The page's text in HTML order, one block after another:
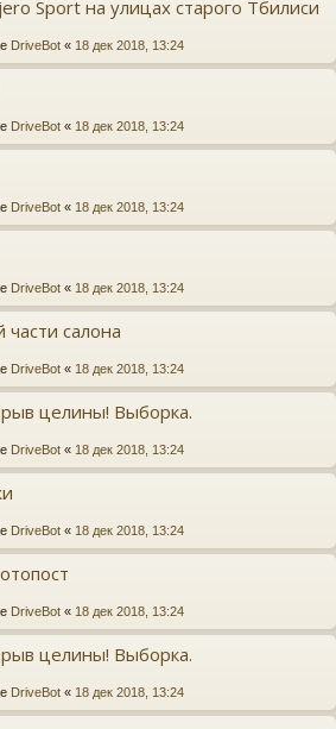
Sport на улицах старого Тбилиси
DriveBot « 18 дек 2018, 13:24
DriveBot « 18 дек 2018, 13:24
DriveBot « 18 дек 2018, 13:24
DriveBot « 18 дек 2018, 13:24
салона
DriveBot « 18 дек 2018, 13:24
целины! Выборка.
DriveBot « 18 дек 2018, 13:24
DriveBot « 18 дек 2018, 13:24
DriveBot « 18 дек 2018, 13:24
целины! Выборка.
DriveBot « 18 дек 2018, 13:24